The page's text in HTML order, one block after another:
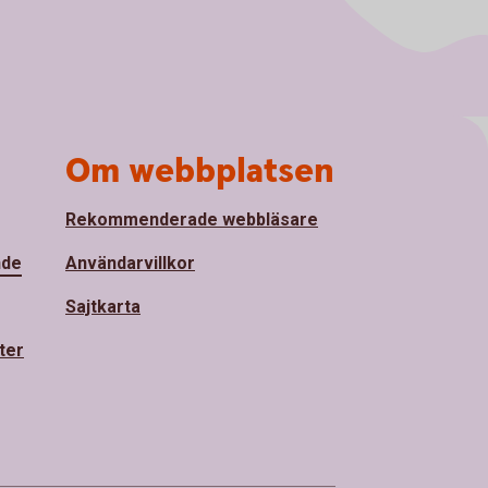
Om webbplatsen
Rekommenderade webbläsare
Användarvillkor
Sajtkarta